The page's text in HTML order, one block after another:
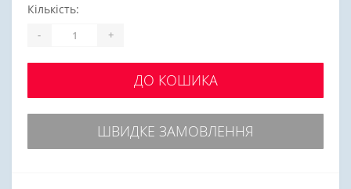
Кількість:
- +
ДО КОШИКА
ШВИДКЕ ЗАМОВЛЕННЯ